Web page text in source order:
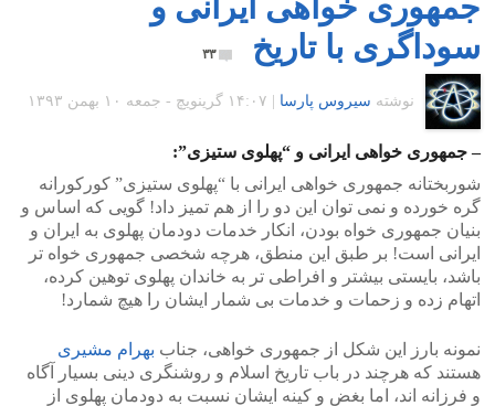
سوداگری با تاریخ
۳۳
نوشته سیروس پارسا ۱۴:۰۷ گرينويچ - جمعه ۱۰ بهمن ۱۳۹۳
– جمهوری خواهی ایرانی و “پهلوی ستیزی”:
شوربختانه جمهوری خواهی ایرانی با “پهلوی ستیزی” کورکورانه
گره خورده و نمی توان این دو را از هم تمیز داد! گویی که اساس و
بنیان جمهوری خواه بودن، انکار خدمات دودمان پهلوی به ایران و
ایرانی است! بر طبق این منطق، هرچه شخصی جمهوری خواه تر
باشد، بایستی بیشتر و افراطی تر به خاندان پهلوی توهین کرده،
اتهام زده و زحمات و خدمات بی شمار ایشان را هیچ شمارد!
نمونه بارز این شکل از جمهوری خواهی، جناب بهرام مشیری
هستند که هرچند در باب تاریخ اسلام و روشنگری دینی بسیار آگاه
و فرزانه اند، اما بغض و کینه ایشان نسبت به دودمان پهلوی از